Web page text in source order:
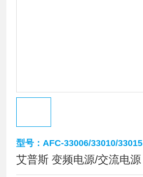
型号：AFC-33006/33010/33015
艾普斯 变频电源/交流电源